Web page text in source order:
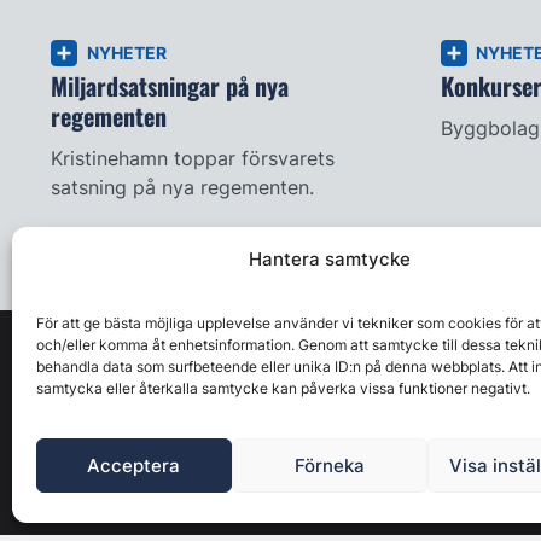
Hantera samtycke
För att ge bästa möjliga upplevelse använder vi tekniker som cookies för
och/eller komma åt enhetsinformation. Genom att samtycke till dessa
behandla data som surfbeteende eller unika ID:n på denna webbplats. Att
samtycka eller återkalla samtycke kan påverka vissa funktioner negativt.
Acceptera Förneka Visa
NYHETER
Miljardsatsningar på nya
regementen
Kristinehamn toppar försvarets
satsning på nya regementen.